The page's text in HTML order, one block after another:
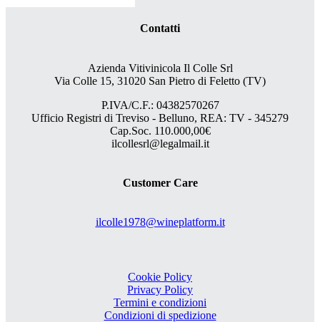
Contatti
Azienda Vitivinicola Il Colle Srl
Via Colle 15, 31020 San Pietro di Feletto (TV)
P.IVA/C.F.: 04382570267
Ufficio Registri di Treviso - Belluno, REA: TV - 345279
Cap.Soc. 110.000,00€
ilcollesrl@legalmail.it
Customer Care
ilcolle1978@wineplatform.it
Cookie Policy
Privacy Policy
Termini e condizioni
Condizioni di spedizione